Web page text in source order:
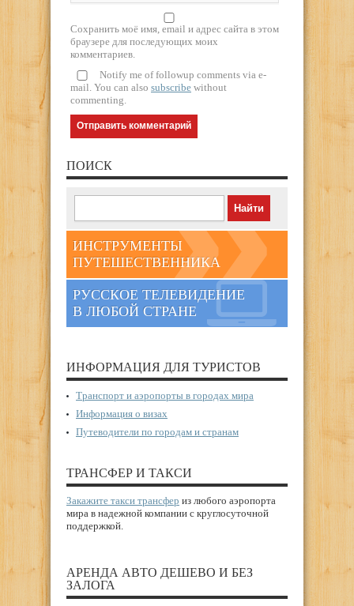
Сохранить моё имя, email и адрес сайта в этом
браузере для последующих моих
комментариев.
Notify me of followup comments via e-
mail. You can also subscribe without
commenting.
ПОИСК
ИНСТРУМЕНТЫ
ПУТЕШЕСТВЕННИКА
РУССКОЕ ТЕЛЕВИДЕНИЕ
В ЛЮБОЙ СТРАНЕ
ИНФОРМАЦИЯ ДЛЯ ТУРИСТОВ
Транспорт и аэропорты в городах мира
Информация о визах
Путеводители по городам и странам
ТРАНСФЕР И ТАКСИ
Закажите такси трансфер из любого аэропорта
мира в надежной компании с круглосуточной
поддержкой.
АРЕНДА АВТО ДЕШЕВО И БЕЗ
ЗАЛОГА